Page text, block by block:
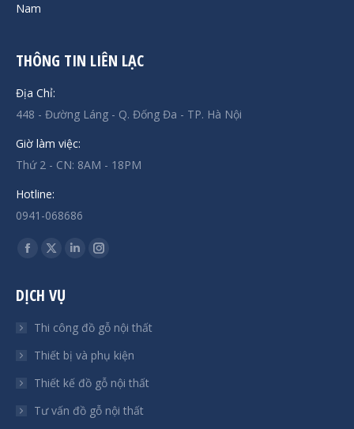
Nam
THÔNG TIN LIÊN LẠC
Địa Chỉ:
448 - Đường Láng - Q. Đống Đa - TP. Hà Nội
Giờ làm việc:
Thứ 2 - CN: 8AM - 18PM
Hotline:
0941-068686
Find us on:
Facebook
opens
window
X
opens
window
Linkedin
new
window
Instagram
in
new
window
DỊCH VỤ
Thi công đồ gỗ nội thất
Thiết bị và phụ kiện
Thiết kế đồ gỗ nội thất
Tư vấn đồ gỗ nội thất